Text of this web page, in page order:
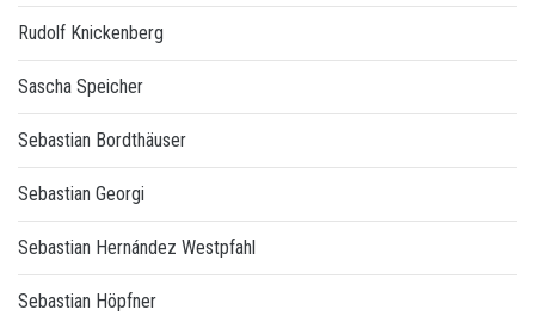
Rudolf Knickenberg
Sascha Speicher
Sebastian Bordthäuser
Sebastian Georgi
Sebastian Hernández Westpfahl
Sebastian Höpfner